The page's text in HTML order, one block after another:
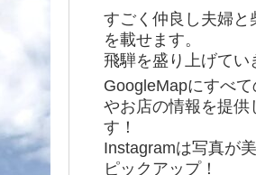
すごく仲良し夫婦と
を載せます。
飛騨を盛り上げてい
GoogleMapにすべ
やお店の情報を提供
す！
Instagramは写真が
ピックアップ！